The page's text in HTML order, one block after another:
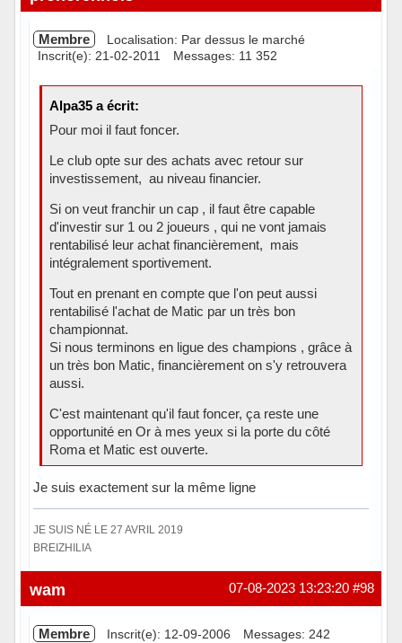
Membre
Localisation: Par dessus le marché
Inscrit(e): 21-02-2011
Messages: 11 352
Alpa35 a écrit:
Pour moi il faut foncer.
Le club opte sur des achats avec retour sur
investissement, au niveau financier.
Si on veut franchir un cap , il faut être capable
d'investir sur 1 ou 2 joueurs , qui ne vont jamais
rentabilisé leur achat financièrement, mais
intégralement sportivement.
Tout en prenant en compte que l'on peut aussi
rentabilisé l'achat de Matic par un très bon
championnat.
Si nous terminons en ligue des champions , grâce à
un très bon Matic, financièrement on s'y retrouvera
aussi.
C'est maintenant qu'il faut foncer, ça reste une
opportunité en Or à mes yeux si la porte du côté
Roma et Matic est ouverte.
Je suis exactement sur la même ligne
JE SUIS NÉ LE 27 AVRIL 2019
BREIZHILIA
Hors ligne #98
07-08-2023 13:23:20
wam
Membre Inscrit(e): 12-09-2006 Messages: 242